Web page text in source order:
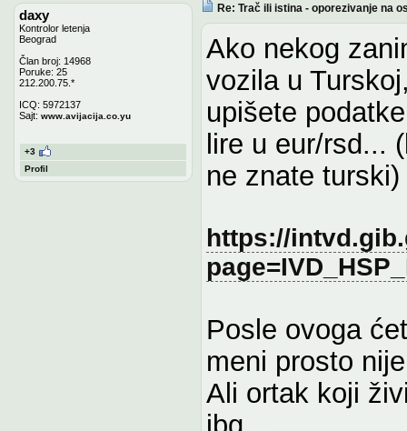
daxy
Kontrolor letenja
Beograd
Član broj: 14968
Poruke: 25
212.200.75.*
ICQ: 5972137
Sajt: www.avijacija.co.yu
+3
Profil
Re: Trač ili istina - oporezivanje na
Ako nekog
vozila u
upišete
lire u eur/rsd...
ne znate turski)
https://
Posle ovoga
meni prosto
Ali ortak koji
jbg...